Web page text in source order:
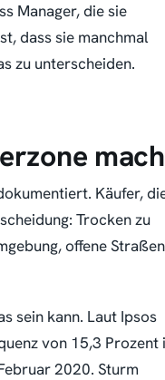
Manager, die sie
dass sie manchmal
zu unterscheiden.
Käufer,
Trocken zu
offene
sein kann. Laut Ipsos
von 15,3 Prozent
2020. Sturm